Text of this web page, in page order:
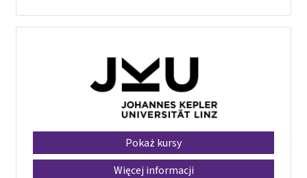
Pokaż kursy
Więcej informacji